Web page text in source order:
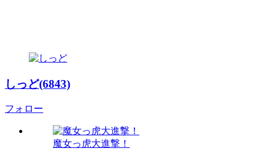
しっど(6843)
フォロー
魔女っ虎大進撃！